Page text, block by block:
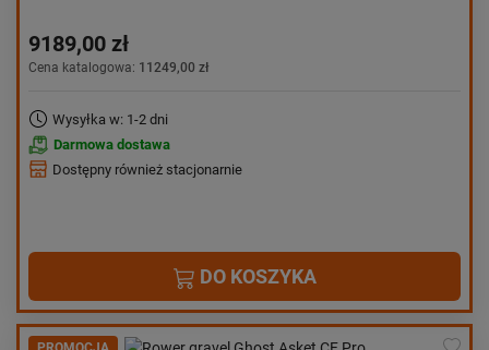
9189,00 zł
Cena katalogowa: 11249,00 zł
Wysyłka w: 1-2 dni
Darmowa dostawa
Dostępny również stacjonarnie
DO KOSZYKA